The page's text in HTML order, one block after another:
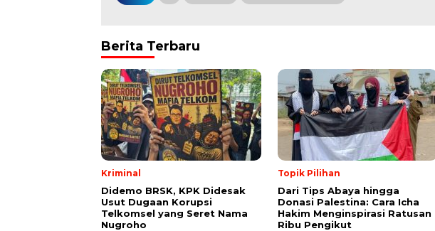
Berita Terbaru
Kriminal
Didemo BRSK, KPK Didesak
Usut Dugaan Korupsi
Telkomsel yang Seret Nama
Nugroho
Topik Pilihan
Dari Tips Abaya hingga
Donasi Palestina: Cara Icha
Hakim Menginspirasi Ratusan
Ribu Pengikut